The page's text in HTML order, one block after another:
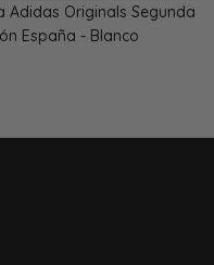
Adidas Originals Segunda
España - Blanco